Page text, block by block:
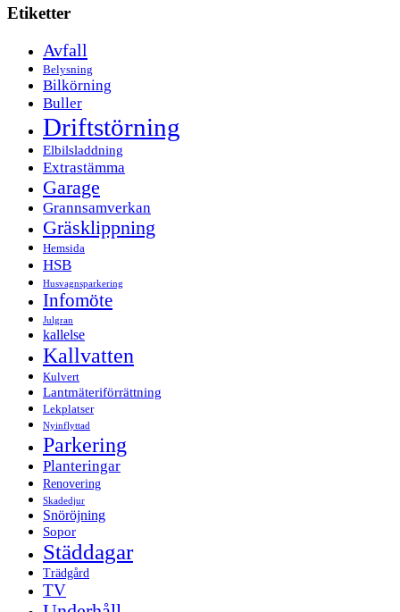
Etiketter
Avfall
Belysning
Bilkörning
Buller
Driftstörning
Elbilsladdning
Extrastämma
Garage
Grannsamverkan
Gräsklippning
Hemsida
HSB
Husvagnsparkering
Infomöte
Julgran
kallelse
Kallvatten
Kulvert
Lantmäteriförrättning
Lekplatser
Nyinflyttad
Parkering
Planteringar
Renovering
Skadedjur
Snöröjning
Sopor
Städdagar
Trädgård
TV